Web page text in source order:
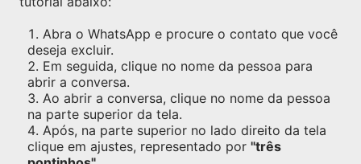
Abra o WhatsApp e procure o contato que você
deseja excluir.
Em seguida, clique no nome da pessoa para
abrir a conversa.
Ao abrir a conversa, clique no nome da pessoa
na parte superior da tela.
Após, na parte superior no lado direito da tela
clique em ajustes, representado por "três